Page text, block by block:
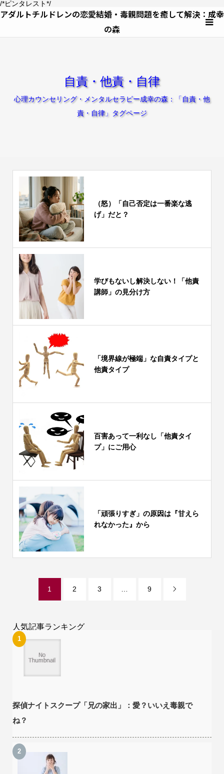
/*ピンタレスト*/
アダルトチルドレンの恋愛結婚・毒親問題を癒して解決：成幸
の森
自責・他責・自律
心理カウンセリング・メンタルセラピー成幸の森：「自責・他
責・自律」タグページ
（怒）「自己否定は一番楽な逃
げ」だと？
学びもないし解決しない！「他責
講師」の見分け方
「境界線が極端」な自責タイプと
他責タイプ
百害あって一利なし「他責タイ
プ」にご用心
「頑張りすぎ」の原因は『甘えら
れなかった』から
1 2 3 9 
人気記事ランキング
探偵ナイトスクープ「兄の家出」：愛？いいえ毒親で
ね？